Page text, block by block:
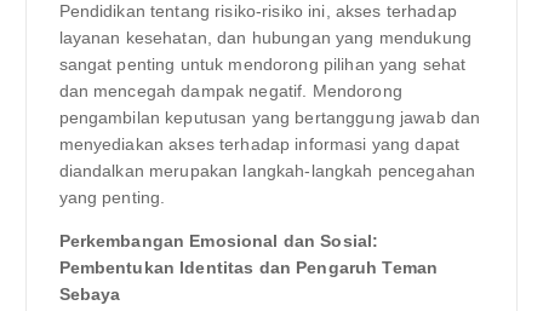
Pendidikan tentang risiko-risiko ini, akses terhadap
layanan kesehatan, dan hubungan yang mendukung
sangat penting untuk mendorong pilihan yang sehat
dan mencegah dampak negatif. Mendorong
pengambilan keputusan yang bertanggung jawab dan
menyediakan akses terhadap informasi yang dapat
diandalkan merupakan langkah-langkah pencegahan
yang penting.
Perkembangan Emosional dan Sosial:
Pembentukan Identitas dan Pengaruh Teman
Sebaya